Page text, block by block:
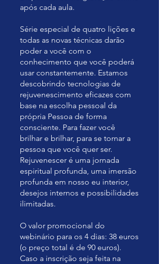
após cada aula.
Série especial de quatro lições e
todas as novas técnicas darão
poder a você com o
conhecimento que você poderá
usar constantemente. Estamos
descobrindo tecnologias de
rejuvenescimento eficazes com
base na escolha pessoal da
própria Pessoa de forma
consciente. Para fazer você
brilhar e brilhar, para se tornar a
pessoa que você quer ser.
Rejuvenescer é uma jornada
espiritual profunda, uma imersão
profunda em nosso eu interior,
desejos internos e possibilidades
ilimitadas.
O valor promocional do
webinário para os 4 dias: 38 euros
(o preço total é de 90 euros).
Caso a inscrição seja feita na